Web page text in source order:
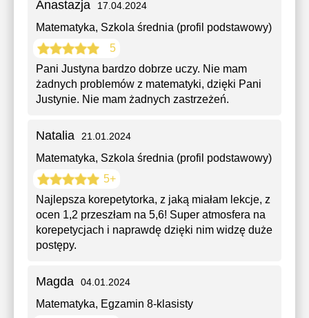
Anastazja 17.04.2024
Matematyka, Szkola średnia (profil podstawowy)
5
Pani Justyna bardzo dobrze uczy. Nie mam
żadnych problemów z matematyki, dzięki Pani
Justynie. Nie mam żadnych zastrzeżeń.
Natalia 21.01.2024
Matematyka, Szkola średnia (profil podstawowy)
5+
Najlepsza korepetytorka, z jaką miałam lekcje, z
ocen 1,2 przeszłam na 5,6! Super atmosfera na
korepetycjach i naprawdę dzięki nim widzę duże
postępy.
Magda 04.01.2024
Matematyka, Egzamin 8-klasisty